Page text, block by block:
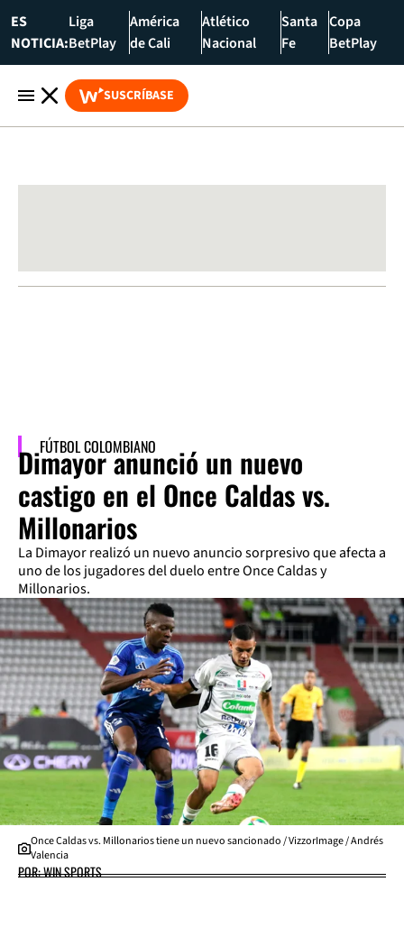
ES
NOTICIA:
Liga
BetPlay
América
de Cali
Atlético
Nacional
Santa
Fe
Copa
BetPlay
SUSCRÍBASE
FÚTBOL COLOMBIANO
Dimayor anunció un nuevo
castigo en el Once Caldas vs.
Millonarios
La Dimayor realizó un nuevo anuncio sorpresivo que afecta a
uno de los jugadores del duelo entre Once Caldas y
Millonarios.
Once Caldas vs. Millonarios tiene un nuevo sancionado / VizzorImage / Andrés
Valencia
POR: WIN SPORTS